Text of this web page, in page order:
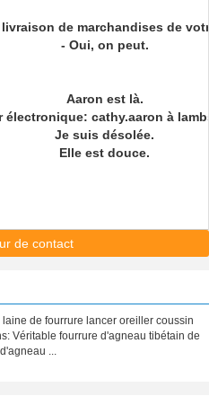
de marchandises de
- Oui, on peut.
Aaron est là.
électronique: cathy.aaron à
Je suis désolée.
Elle est douce.
de contact
de fourrure lancer oreiller coussin
Véritable fourrure d'agneau tibétain de
...